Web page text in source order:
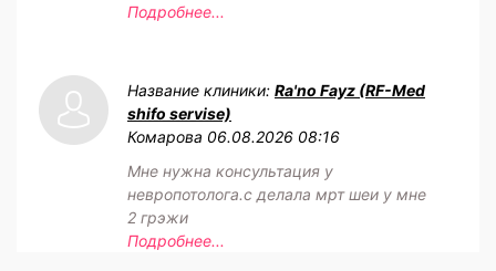
Подробнее...
Название клиники: Ra'no Fayz (RF-Med
shifo servise)
Комарова 06.08.2026 08:16
Мне нужна консультация у
невропотолога.с делала мрт шеи у мне
2 грэжи
Подробнее...